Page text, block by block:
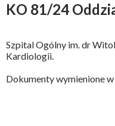
KO 81/24
Szpital Ogólny im. dr
Kardiologii.
Dokumenty wymienione w